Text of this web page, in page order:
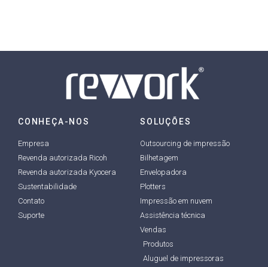
CONHEÇA-NOS
Empresa
Revenda autorizada Ricoh
Revenda autorizada Kyocera
Sustentabilidade
Contato
Suporte
SOLUÇÕES
Outsourcing de impressão
Bilhetagem
Envelopadora
Plotters
Impressão em nuvem
Assistência técnica
Vendas
Produtos
Aluguel de impressoras